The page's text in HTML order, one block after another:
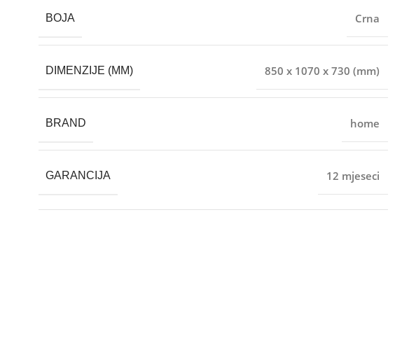
BOJA Crna
DIMENZIJE (MM) 850 x 1070 x 730 (mm)
BRAND home
GARANCIJA 12 mjeseci